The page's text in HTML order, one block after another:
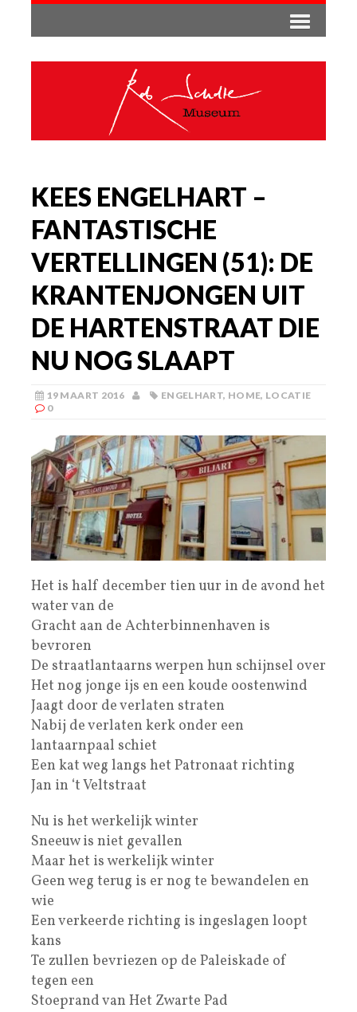
KEES ENGELHART –
FANTASTISCHE
VERTELLINGEN (51): DE
KRANTENJONGEN UIT
DE HARTENSTRAAT DIE
NU NOG SLAAPT
19 MAART 2016 ENGELHART, HOME, LOCATIE
0
Het is half december tien uur in de avond het
water van de
Gracht aan de Achterbinnenhaven is
bevroren
De straatlantaarns werpen hun schijnsel over
Het nog jonge ijs en een koude oostenwind
Jaagt door de verlaten straten
Nabij de verlaten kerk onder een
lantaarnpaal schiet
Een kat weg langs het Patronaat richting
Jan in ‘t Veltstraat
Nu is het werkelijk winter
Sneeuw is niet gevallen
Maar het is werkelijk winter
Geen weg terug is er nog te bewandelen en
wie
Een verkeerde richting is ingeslagen loopt
kans
Te zullen bevriezen op de Paleiskade of
tegen een
Stoeprand van Het Zwarte Pad